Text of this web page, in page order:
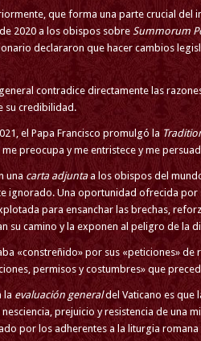
que forma una parte crucial del
2020 a los obispos sobreSummorum
declararon que hacer cambios
contradice directamente las
su credibilidad.
el Papa Francisco promulgó la
preocupa y me entristece y me
una carta adjuntaa los obispos del
ignorado. Una oportunidad ofrecida por
para ensanchar las brechas,
su camino y la exponen al peligro de la
«constreñido» por sus «peticiones» de
permisos y costumbres» que
la evaluación generaldel Vaticano es que
prejuicio y resistencia de una
por los adherentes a la liturgia